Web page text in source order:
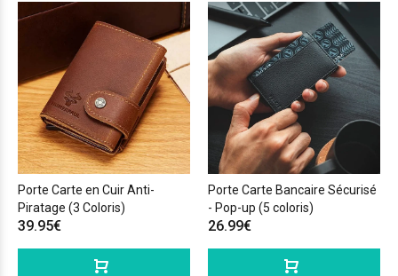
Porte Carte en Cuir Anti-
Piratage (3 Coloris)
39.95€
Porte Carte Bancaire Sécurisé
- Pop-up (5 coloris)
26.99€